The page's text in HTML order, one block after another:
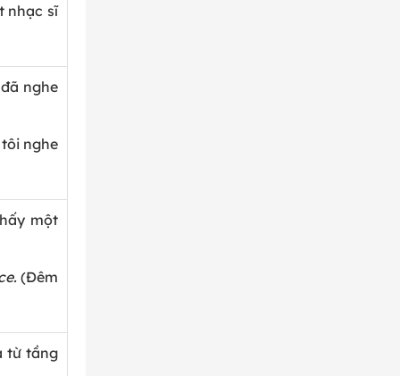
nhạc sĩ
nghe
nghe
một
(Đêm
từ tầng